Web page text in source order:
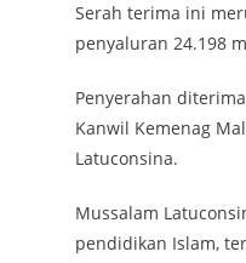
Serah terima ini
penyaluran 24.198
Penyerahan
Kanwil Kemenag
Latuconsina.
Mussalam
pendidikan Islam,